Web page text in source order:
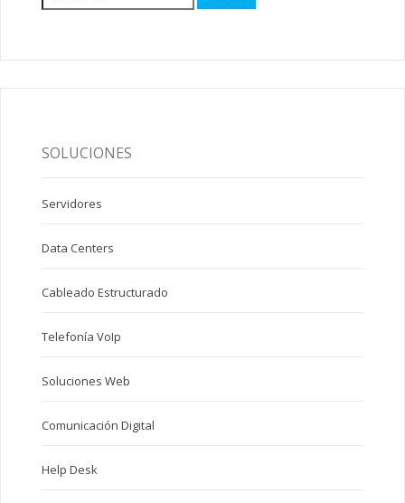
SOLUCIONES
Servidores
Data Centers
Cableado Estructurado
Telefonía VoIp
Soluciones Web
Comunicación Digital
Help Desk